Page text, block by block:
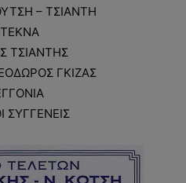
– ΤΣΙΑΝΤΗ
ΤΣΙΑΝΤΗΣ
ΓΚΙΖΑΣ
ΣΥΓΓΕΝΕΙΣ